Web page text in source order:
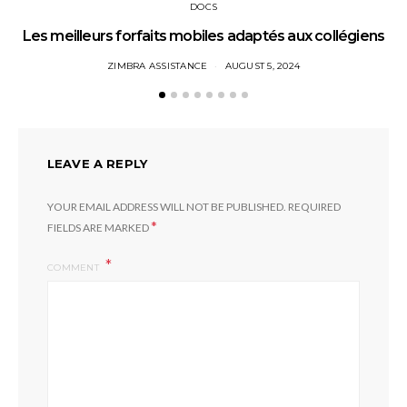
DOCS
Les meilleurs forfaits mobiles adaptés aux collégiens
ZIMBRA ASSISTANCE AUGUST 5, 2024
LEAVE A REPLY
YOUR EMAIL ADDRESS WILL NOT BE PUBLISHED. REQUIRED
FIELDS ARE MARKED*
COMMENT